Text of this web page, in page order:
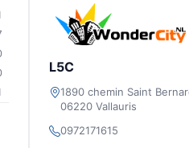
L5C
1890 chemin Saint
06220 Vallauris
0972171615